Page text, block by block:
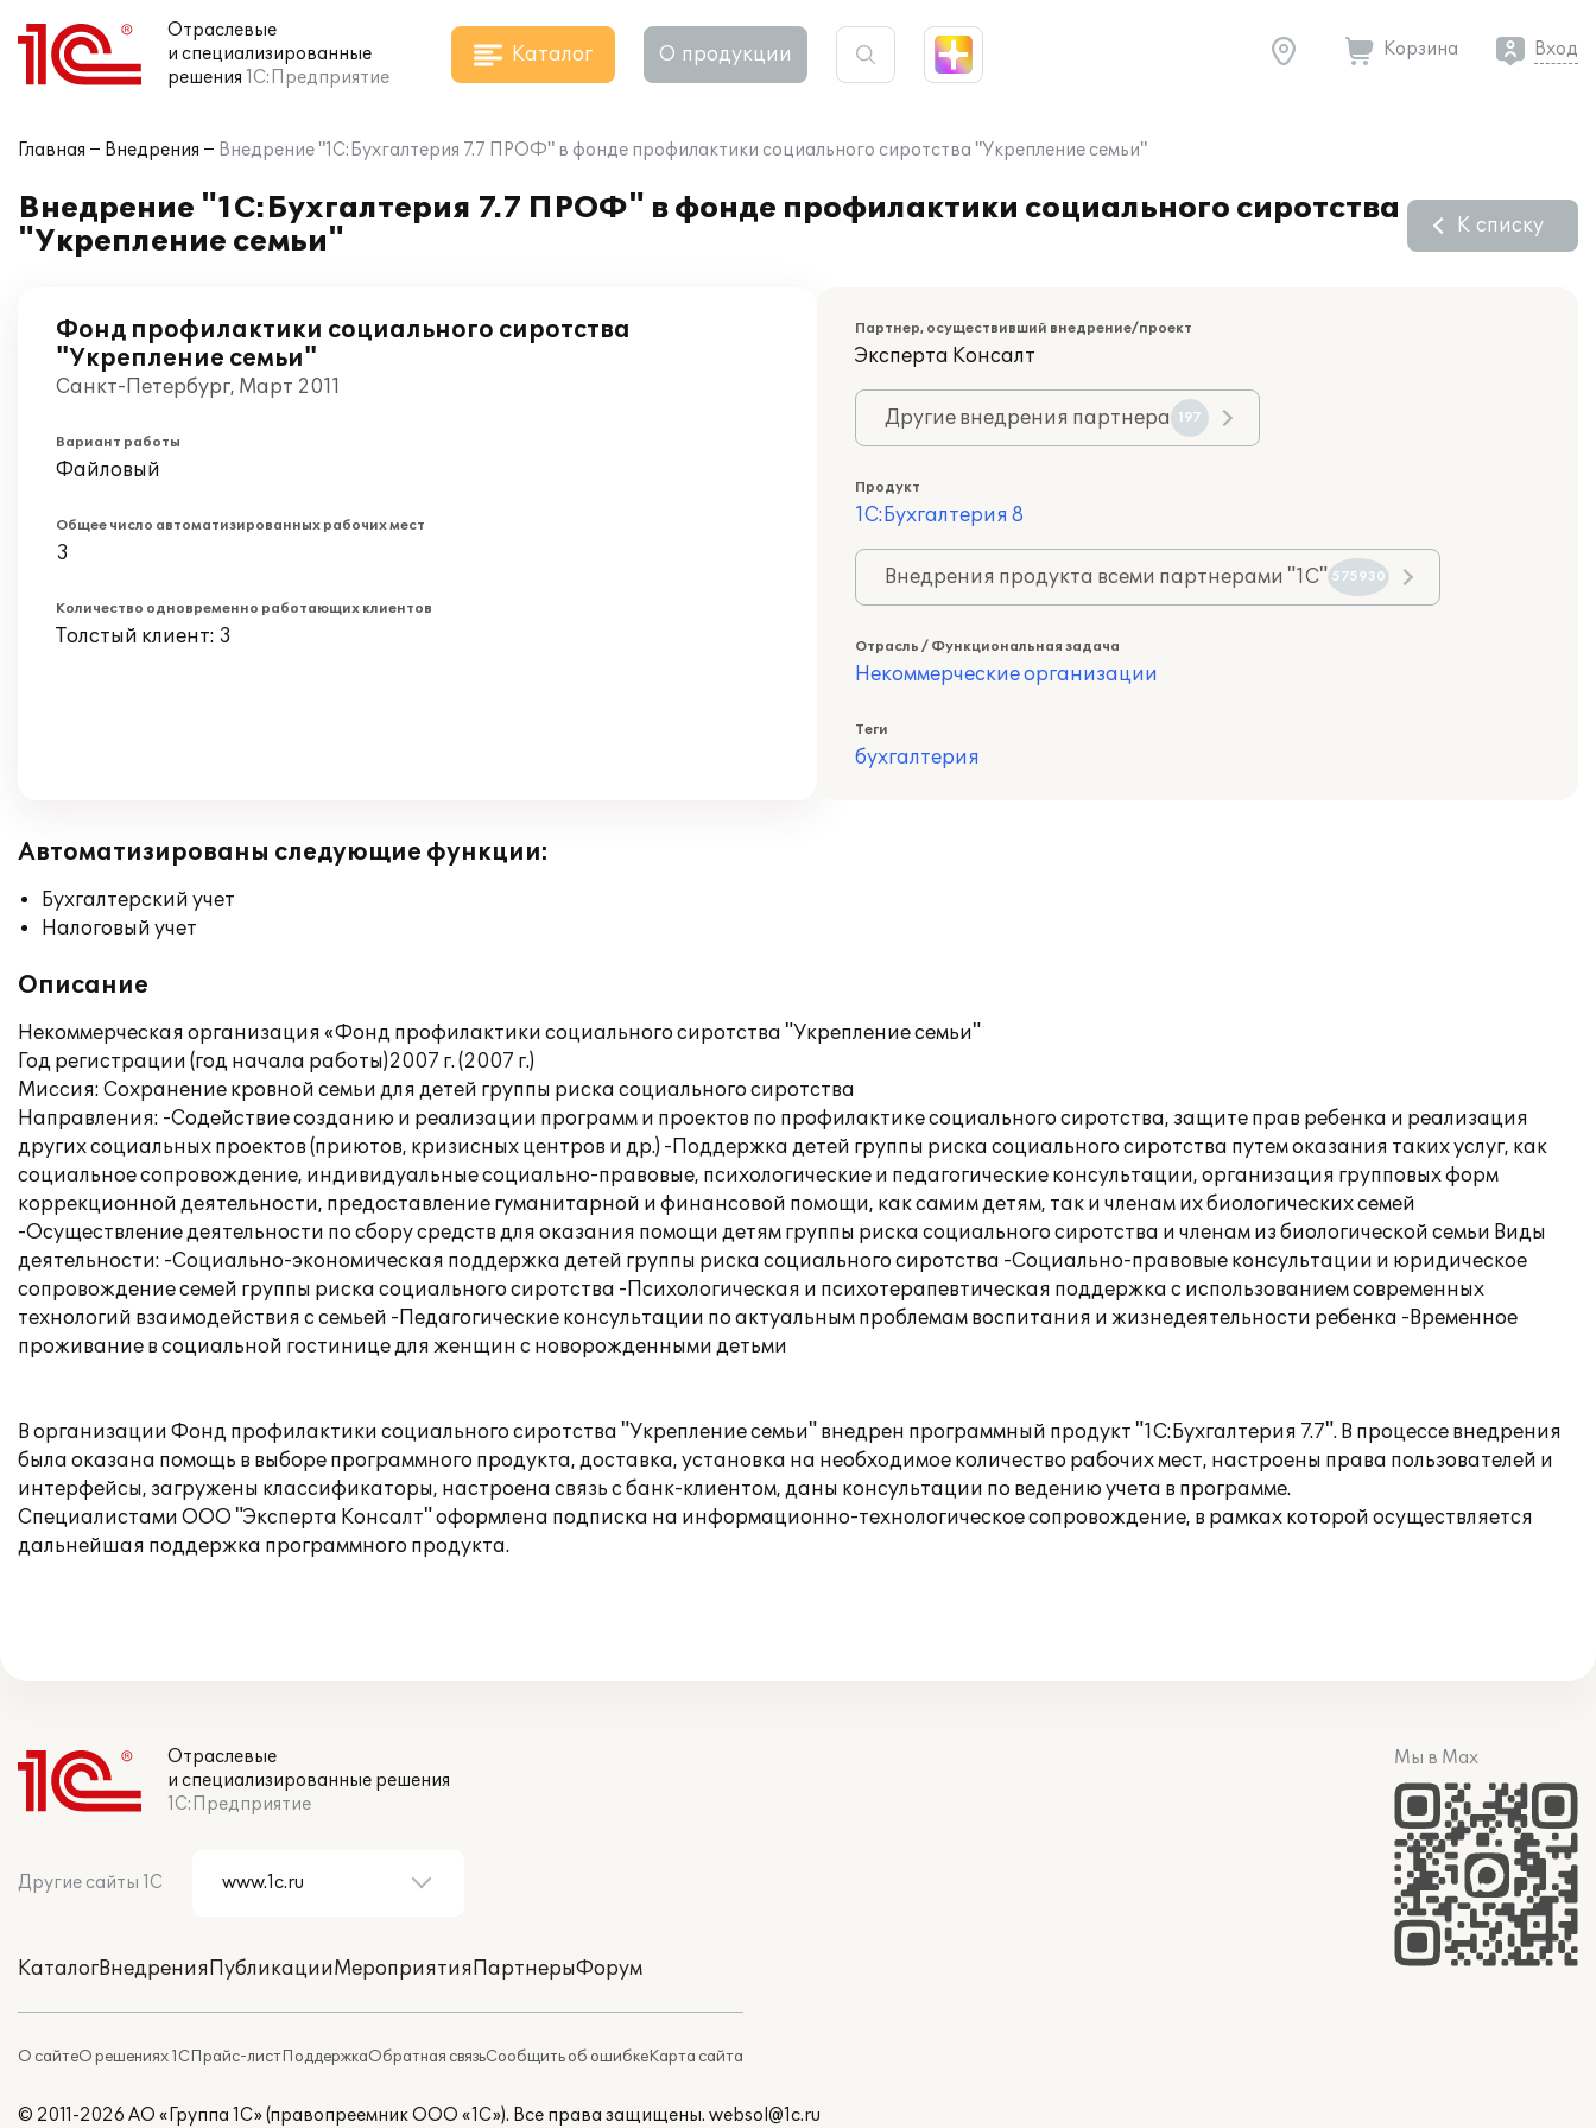
Отраслевые
и специализированные
решения 1С:Предприятие
Каталог О продукции Корзина Вход
Главная Внедрения Внедрение "1С:Бухгалтерия 7.7 ПРОФ" в фонде профилактики социального сиротства "Укрепление семьи"
Внедрение "1С:Бухгалтерия 7.7 ПРОФ" в фонде профилактики социального сиротства
"Укрепление семьи"
К списку
Фонд профилактики социального сиротства
"Укрепление семьи"
Санкт-Петербург, Март 2011
Вариант работы
Файловый
Общее число автоматизированных рабочих мест
3
Количество одновременно работающих клиентов
Толстый клиент: 3
Партнер, осуществивший внедрение/проект
Эксперта Консалт
Другие внедрения партнера 197
Продукт
1С:Бухгалтерия 8
Внедрения продукта всеми партнерами "1С" 575930
Отрасль / Функциональная задача
Некоммерческие организации
Теги
бухгалтерия
Автоматизированы следующие функции:
Бухгалтерский учет
Налоговый учет
Описание
Некоммерческая организация «Фонд профилактики социального сиротства "Укрепление семьи"
Год регистрации (год начала работы)2007 г. (2007 г.)
Миссия: Сохранение кровной семьи для детей группы риска социального сиротства
Направления: -Содействие созданию и реализации программ и проектов по профилактике социального сиротства, защите прав ребенка и реализация
других социальных проектов (приютов, кризисных центров и др.) -Поддержка детей группы риска социального сиротства путем оказания таких услуг, как
социальное сопровождение, индивидуальные социально-правовые, психологические и педагогические консультации, организация групповых форм
коррекционной деятельности, предоставление гуманитарной и финансовой помощи, как самим детям, так и членам их биологических семей
-Осуществление деятельности по сбору средств для оказания помощи детям группы риска социального сиротства и членам из биологической семьи Виды
деятельности: -Социально-экономическая поддержка детей группы риска социального сиротства -Социально-правовые консультации и юридическое
сопровождение семей группы риска социального сиротства -Психологическая и психотерапевтическая поддержка с использованием современных
технологий взаимодействия с семьей -Педагогические консультации по актуальным проблемам воспитания и жизнедеятельности ребенка -Временное
проживание в социальной гостинице для женщин с новорожденными детьми
В организации Фонд профилактики социального сиротства "Укрепление семьи" внедрен программный продукт "1С:Бухгалтерия 7.7". В процессе внедрения
была оказана помощь в выборе программного продукта, доставка, установка на необходимое количество рабочих мест, настроены права пользователей и
интерфейсы, загружены классификаторы, настроена связь с банк-клиентом, даны консультации по ведению учета в программе.
Специалистами ООО "Эксперта Консалт" оформлена подписка на информационно-технологическое сопровождение, в рамках которой осуществляется
дальнейшая поддержка программного продукта.
Отраслевые
и специализированные решения
1С:Предприятие
Другие сайты 1С
КаталогВнедренияПубликацииМероприятияПартнерыФорум
О сайтеО решениях 1СПрайс-листПоддержкаОбратная связьСообщить об ошибкеКарта сайта
Мы в Max
© 2011-2026 АО «Группа 1С» (правопреемник ООО «1С»). Все права защищены. websol@1c.ru